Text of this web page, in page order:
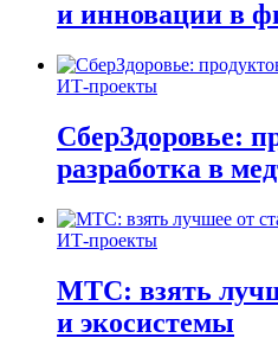
и инновации в
ИТ-проекты
СберЗдоровье:
разработка в
ИТ-проекты
МТС: взять
и экосистемы